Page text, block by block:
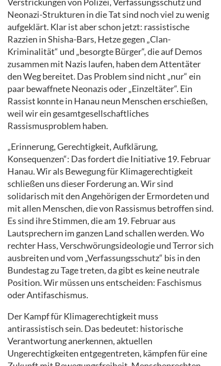
Verstrickungen von Polizei, Verfassungsschutz und
Neonazi-Strukturen in die Tat sind noch viel zu wenig
aufgeklärt. Klar ist aber schon jetzt: rassistische
Razzien in Shisha-Bars, Hetze gegen „Clan-
Kriminalität“ und „besorgte Bürger“, die auf Demos
zusammen mit Nazis laufen, haben dem Attentäter
den Weg bereitet. Das Problem sind nicht „nur“ ein
paar bewaffnete Neonazis oder „Einzeltäter“. Ein
Rassist konnte in Hanau neun Menschen erschießen,
weil wir ein gesamtgesellschaftliches
Rassismusproblem haben.
„Erinnerung, Gerechtigkeit, Aufklärung,
Konsequenzen“: Das fordert die Initiative 19. Februar
Hanau. Wir als Bewegung für Klimagerechtigkeit
schließen uns dieser Forderung an. Wir sind
solidarisch mit den Angehörigen der Ermordeten und
mit allen Menschen, die von Rassismus betroffen sind.
Es sind ihre Stimmen, die am 19. Februar aus
Lautsprechern im ganzen Land schallen werden. Wo
rechter Hass, Verschwörungsideologie und Terror sich
ausbreiten und vom „Verfassungsschutz“ bis in den
Bundestag zu Tage treten, da gibt es keine neutrale
Position. Wir müssen uns entscheiden: Faschismus
oder Antifaschismus.
Der Kampf für Klimagerechtigkeit muss
antirassistisch sein. Das bedeutet: historische
Verantwortung anerkennen, aktuellen
Ungerechtigkeiten entgegentreten, kämpfen für eine